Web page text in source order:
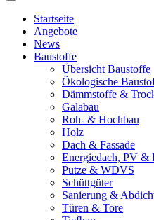
Startseite
Angebote
News
Baustoffe
Übersicht Baustoffe
Ökologische
Dämmstoffe &
Galabau
Roh- & Hochbau
Holz
Dach & Fassade
Energiedach, PV &
Putze & WDVS
Schüttgüter
Sanierung &
Türen & Tore